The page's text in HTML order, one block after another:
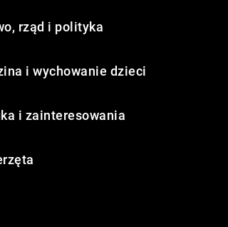
rząd i polityka
i wychowanie dzieci
i zainteresowania